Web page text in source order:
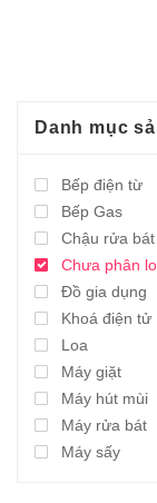
Danh mục
Bếp điện từ
Bếp Gas
Chậu rửa bát
Chưa phân
Đồ gia dụng
Khoá điện tử
Loa
Máy giặt
Máy hút mùi
Máy rửa bát
Máy sấy